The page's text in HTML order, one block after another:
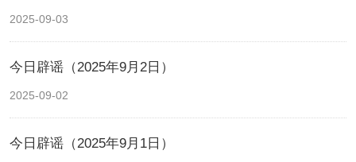
2025-09-03
今日辟谣（2025年9月2日）
2025-09-02
今日辟谣（2025年9月1日）